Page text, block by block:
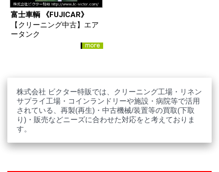
富士車輌 《FUJICAR》
【クリーニング中古】エア
ータンク
株式会社 ビクター特販では、クリーニング工場・リネン
サプライ工場・コインランドリーや施設・病院等で活用
されている、再製(再生)・中古機械/装置等の買取(下取
り)・販売などニーズに合わせた対応をと考えておりま
す。